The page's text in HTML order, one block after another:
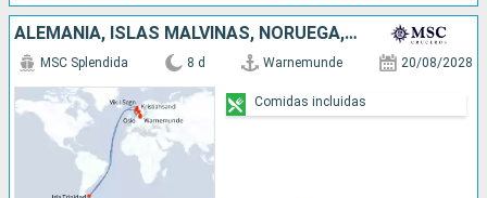
ALEMANIA, ISLAS MALVINAS, NORUEGA, DINAMARCA
MSC Splendida 8 d Warnemunde 20/08/2028
Comidas incluidas